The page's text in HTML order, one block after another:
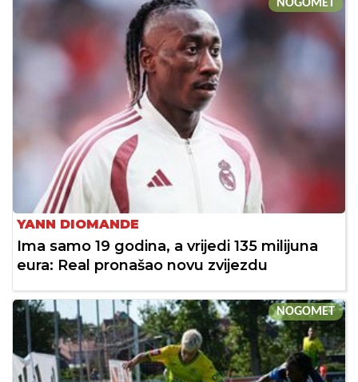
NOGOMET
YANN DIOMANDE
Ima samo 19 godina, a vrijedi 135 milijuna
eura: Real pronašao novu zvijezdu
NOGOMET